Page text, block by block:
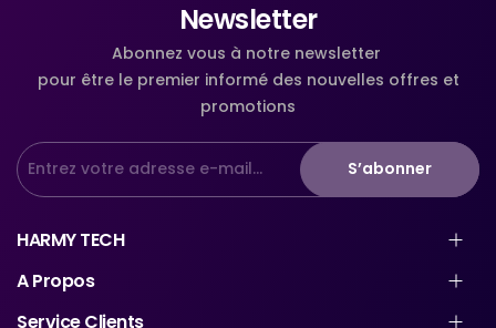
Newsletter
Abonnez vous à notre newsletter
pour être le premier informé des nouvelles offres et
promotions
S’abonner
HARMY TECH
A Propos
Service Clients